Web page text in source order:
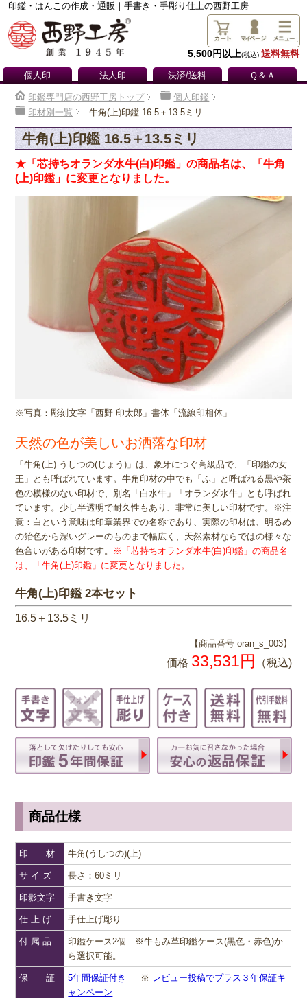
印鑑・はんこの作成・通販｜手書き・手彫り仕上の西野工房
5,500円以上(税込) 送料無料
個人印 法人印 決済/送料 Ｑ＆Ａ
印鑑専門店の西野工房トップ
個人印鑑
印材別一覧
牛角(上)印鑑 16.5＋13.5ミリ
牛角(上)印鑑 16.5＋13.5ミリ
★「芯持ちオランダ水牛(白)印鑑」の商品名は、「牛角
(上)印鑑」に変更となりました。
※写真：彫刻文字「西野 印太郎」書体「流線印相体」
天然の色が美しいお洒落な印材
「牛角(上)-うしつの(じょう)」は、象牙につぐ高級品で、「印鑑の女
王」とも呼ばれています。牛角印材の中でも「ふ」と呼ばれる黒や茶
色の模様のない印材で、別名「白水牛」「オランダ水牛」とも呼ばれ
ています。少し半透明で耐久性もあり、非常に美しい印材です。※注
意：白という意味は印章業界での名称であり、実際の印材は、明るめ
の飴色から深いグレーのものまで幅広く、天然素材ならではの様々な
色合いがある印材です。
※「芯持ちオランダ水牛(白)印鑑」の商品名
は、「牛角(上)印鑑」に変更となりました。
牛角(上)印鑑 2本セット
16.5＋13.5ミリ
【商品番号 oran_s_003】
価格 33,531円 （税込)
商品仕様
印 材 牛角(うしつの)(上)
サ イ ズ 長さ：60ミリ
印影文字 手書き文字
仕 上 げ 手仕上げ彫り
付 属 品
印鑑ケース2個 ※牛もみ革印鑑ケース(黒色・赤色)か
ら選択可能。
保 証 5年間保証付き ※ レビュー投稿でプラス３年保証キ
ャンペーン